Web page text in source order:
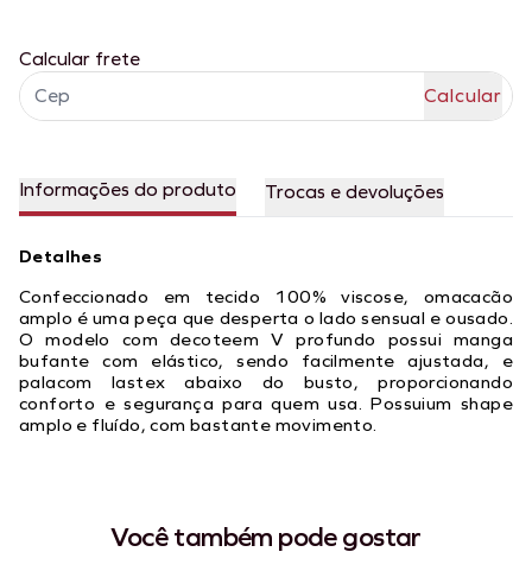
Calcular frete
Informações do produto Trocas e devoluções
Detalhes
Confeccionado em tecido 100% viscose, omacacão
amplo é uma peça que desperta o lado sensual e ousado.
O modelo com decoteem V profundo possui manga
bufante com elástico, sendo facilmente ajustada, e
palacom lastex abaixo do busto, proporcionando
conforto e segurança para quem usa. Possuium shape
amplo e fluído, com bastante movimento.
Você também pode gostar